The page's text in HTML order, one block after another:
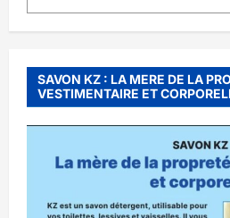
SAVON KZ : LA MERE DE LA
VESTIMENTAIRE ET